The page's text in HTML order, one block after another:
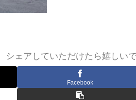
シェアしていただけたら嬉しい
Facebook